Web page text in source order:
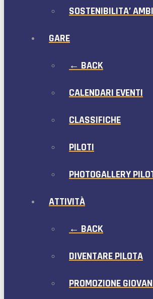
SOSTENIBILITA’
GARE
← BACK
CALENDARI EVENTI
CLASSIFICHE
PILOTI
PHOTOGALLERY
ATTIVITÀ
← BACK
DIVENTARE PILOTA
PROMOZIONE